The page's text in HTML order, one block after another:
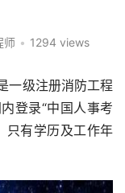
师 • 1294 views
一级注册消防工程
登录“中国人事考
只有学历及工作年